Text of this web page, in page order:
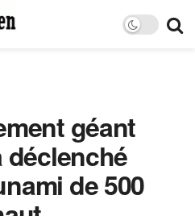
géant
déclenché
de 500